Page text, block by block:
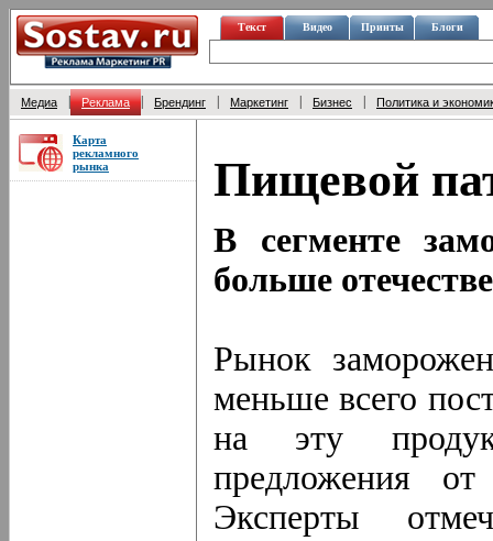
Текст Видео Принты Блоги
Медиа Реклама Брендинг Маркетинг Бизнес Политика и
Карта
рекламного
рынка
Пищевой
В сегменте
больше
Рынок
меньше всего
на эту
предложения от
Эксперты